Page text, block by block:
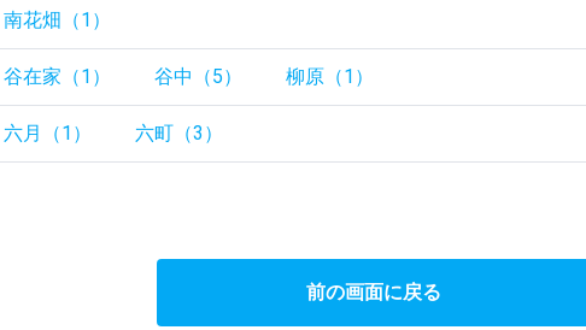
南花畑（1）
谷在家（1） 谷中（5） 柳原（1）
六月（1） 六町（3）
前の画面に戻る